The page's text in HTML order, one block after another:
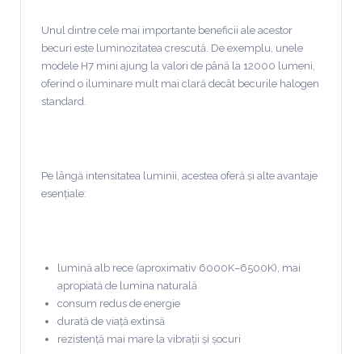
Unul dintre cele mai importante beneficii ale acestor
becuri este luminozitatea crescută. De exemplu, unele
modele H7 mini ajung la valori de până la 12000 lumeni,
oferind o iluminare mult mai clară decât becurile halogen
standard.
Pe lângă intensitatea luminii, acestea oferă și alte avantaje
esențiale:
lumină alb rece (aproximativ 6000K–6500K), mai
apropiată de lumina naturală
consum redus de energie
durată de viață extinsă
rezistență mai mare la vibrații și șocuri